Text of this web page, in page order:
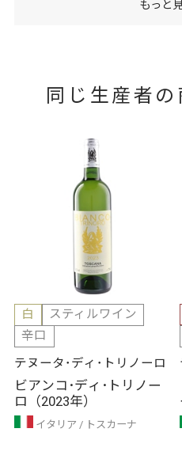
同じ生産者
白
スティルワイン
辛口
テヌータ･ディ･トリノーロ
ビアンコ･ディ･トリノー
ロ（2023年）
イタリア トスカーナ